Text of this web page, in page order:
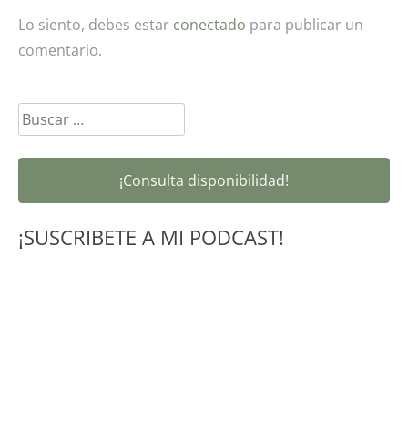
Lo siento, debes estar conectado para publicar un
comentario.
Buscar:
¡Consulta disponibilidad!
¡SUSCRIBETE A MI PODCAST!